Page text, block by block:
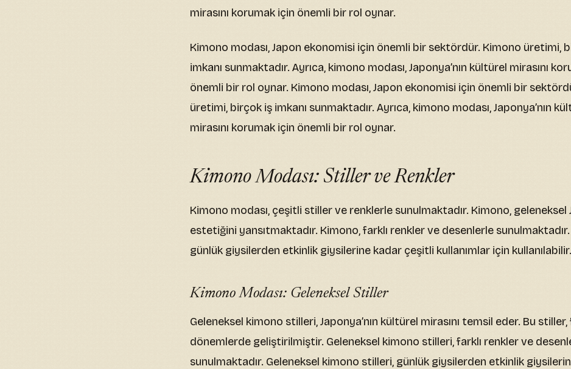
mirasını korumak için önemli bir rol oynar.
Kimono modası, Japon ekonomisi için önemli bir sektördür. Kimono üretimi,
imkanı sunmaktadır. Ayrıca, kimono modası, Japonya’nın kültürel mirasını
önemli bir rol oynar. Kimono modası, Japon ekonomisi için önemli bir
üretimi, birçok iş imkanı sunmaktadır. Ayrıca, kimono modası, Japonya’nın
mirasını korumak için önemli bir rol oynar.
Kimono Modası: Stiller ve Renkler
Kimono modası, çeşitli stiller ve renklerle sunulmaktadır. Kimono, geleneksel
estetiğini yansıtmaktadır. Kimono, farklı renkler ve desenlerle
günlük giysilerden etkinlik giysilerine kadar çeşitli kullanımlar için kullanılabilir.
Kimono Modası: Geleneksel Stiller
Geleneksel kimono stilleri, Japonya’nın kültürel mirasını temsil eder. Bu stiller,
dönemlerde geliştirilmiştir. Geleneksel kimono stilleri, farklı renkler ve
sunulmaktadır. Geleneksel kimono stilleri, günlük giysilerden etkinlik